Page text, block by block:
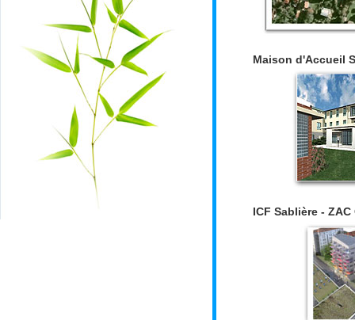
Maison d'Accueil
ICF Sablière -